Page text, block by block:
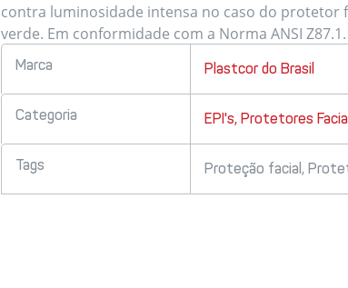
contra luminosidade intensa no caso do protetor
verde. Em conformidade com a Norma ANSI Z87.1.
Marca Plastcor do Brasil
Categoria EPI's, Protetores
Tags Proteção facial ,